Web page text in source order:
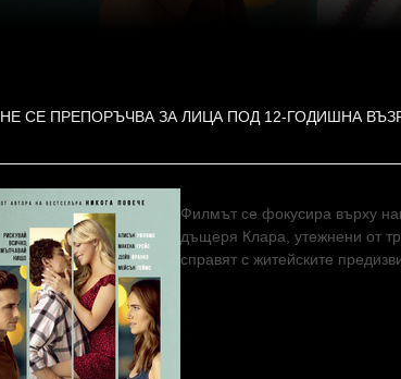
НЕ СЕ ПРЕПОРЪЧВА ЗА ЛИЦА ПОД 12-ГОДИШНА
Филмът се фокусира върху
дъщеря Клара, утежнени от
справят с житейските